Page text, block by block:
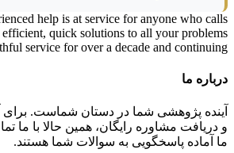
help is at service for anyone who calls
efficient, quick solutions to all your problems
service for over a decade and continuing
درباره ما
آینده پژوهشی شما در دستان شماست.
و دریافت مشاوره رایگان، همین حالا با ما
ما آماده پاسخگویی به سوالات شما هستند.